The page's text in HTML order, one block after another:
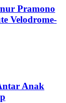
Pramono
Velodrome-
Anak